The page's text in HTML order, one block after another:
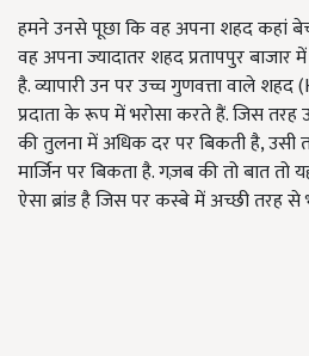
हमने उनसे पूछा कि वह अपना शहद कहां
वह अपना ज्यादातर शहद प्रतापपुर
है. व्यापारी उन पर उच्च गुणवत्ता वाले
प्रदाता के रूप में भरोसा करते हैं. जिस
की तुलना में अधिक दर पर बिकती है,
मार्जिन पर बिकता है. गज़ब की तो बात
ऐसा ब्रांड है जिस पर कस्बे में अच्छी तरह से